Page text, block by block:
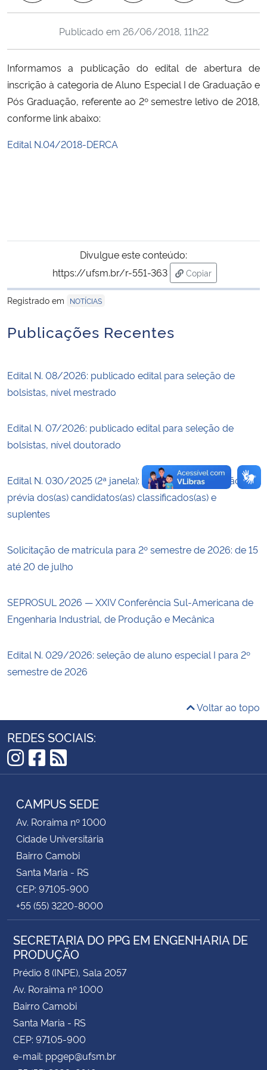
Ministério de Minas e Energia
Ministério da Ciência, Tecnologia, Inovações e Comunicações
Ministério da Mulher, da Família e dos Direitos Humanos
Secretaria de Governo
Advocacia-Geral da União
Publicado em 26/06/2018, 11h22
Informamos a publicação do edital de abertura de
inscrição à categoria de Aluno Especial I de Graduação e
Pós Graduação, referente ao 2º semestre letivo de 2018,
conforme link abaixo:
Edital N.04/2018-DERCA
Divulgue este conteúdo:
https://ufsm.br/r-551-363
Copiar
para área de
Registrado em
NOTÍCIAS
Publicações Recentes
Edital N. 08/2026: publicado edital para seleção de
bolsistas, nível mestrado
Edital N. 07/2026: publicado edital para seleção de
bolsistas, nível doutorado
Edital N. 030/2025 (2ª janela): divulgação da relação
prévia dos(as) candidatos(as) classificados(as) e
suplentes
Solicitação de matrícula para 2º semestre de 2026: de 15
até 20 de julho
SEPROSUL 2026 — XXIV Conferência Sul-Americana de
Engenharia Industrial, de Produção e Mecânica
Edital N. 029/2026: seleção de aluno especial I para 2º
semestre de 2026
Voltar ao topo
REDES SOCIAIS:
Instagram
Facebook
RSS
CAMPUS SEDE
Av. Roraima nº 1000
Cidade Universitária
Bairro Camobi
Santa Maria - RS
CEP: 97105-900
+55 (55) 3220-8000
SECRETARIA DO PPG EM ENGENHARIA DE
PRODUÇÃO
Prédio 8 (INPE), Sala 2057
Av. Roraima nº 1000
Bairro Camobi
Santa Maria - RS
CEP: 97105-900
e-mail: ppgep@ufsm.br